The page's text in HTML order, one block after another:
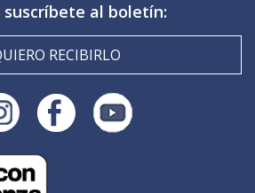
al boletín:
RECIBIRLO